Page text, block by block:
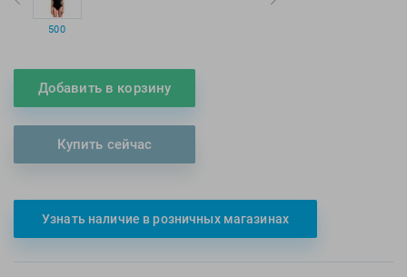
Mugiro
Nivea
Nutrend
Octane Fitness
Onitsuka Tiger
Original FitTools
SWIMROOM
Tanita
500
Добавить в корзину
Купить сейчас
Узнать наличие в розничных магазинах